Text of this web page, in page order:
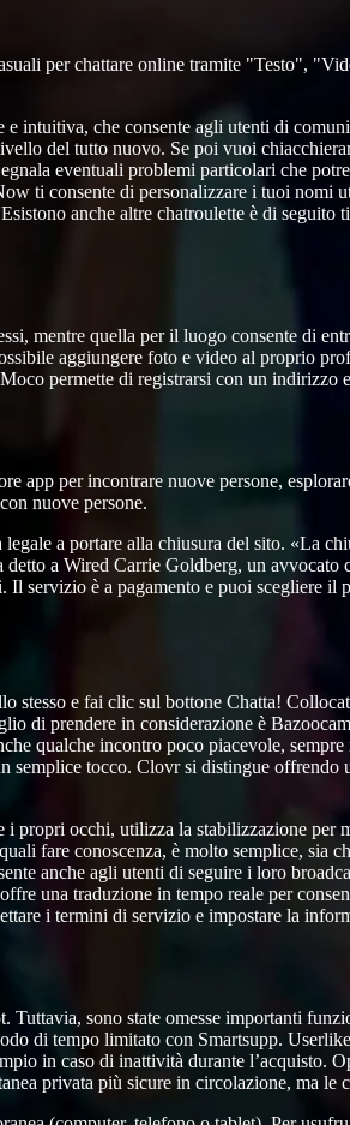
per chattare online tramite "Testo",
intuitiva, che consente agli utenti di
del tutto nuovo. Se poi vuoi
eventuali problemi particolari che
ti consente di personalizzare i tuoi nomi
anche altre chatroulette è di
mentre quella per il luogo consente di
aggiungere foto e video al proprio
permette di registrarsi con un indirizzo
per incontrare nuove persone,
nuove persone.
a portare alla chiusura del sito. «La
a Wired Carrie Goldberg, un
servizio è a pagamento e puoi scegliere il
e fai clic sul bottone Chatta!
di prendere in considerazione è
qualche incontro poco piacevole,
tocco. Clovr si distingue
propri occhi, utilizza la stabilizzazione per
fare conoscenza, è molto semplice,
anche agli utenti di seguire i loro
una traduzione in tempo reale per
i termini di servizio e impostare la
sono state omesse importanti
di tempo limitato con Smartsupp.
in caso di inattività durante l’acquisto.
privata più sicure in circolazione, ma le